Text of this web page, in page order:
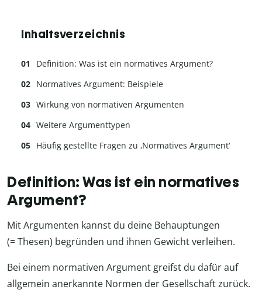
Inhaltsverzeichnis
Definition: Was ist ein normatives Argument?
Normatives Argument: Beispiele
Wirkung von normativen Argumenten
Weitere Argumenttypen
Häufig gestellte Fragen zu ‚Normatives Argument‘
Definition: Was ist ein normatives
Argument?
Mit Argumenten kannst du deine Behauptungen
(= Thesen) begründen und ihnen Gewicht verleihen.
Bei einem normativen Argument greifst du dafür auf
allgemein anerkannte Normen der Gesellschaft zurück.